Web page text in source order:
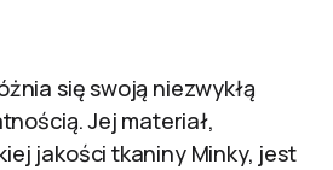
się swoją niezwykłą
Jej materiał,
jakości tkaniny Minky, jest